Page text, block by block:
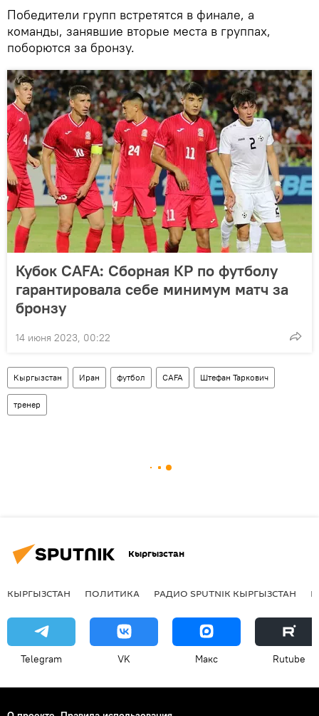
Победители групп встретятся в финале, а
команды, занявшие вторые места в группах,
поборются за бронзу.
Кубок CAFA: Сборная КР по футболу
гарантировала себе минимум матч за
бронзу
14 июня 2023, 00:22
Кыргызстан Иран футбол CAFA Штефан Таркович
тренер
Кыргызстан
КЫРГЫЗСТАН ПОЛИТИКА РАДИО SPUTNIK КЫРГЫЗСТАН
Telegram VK Макс Rutube